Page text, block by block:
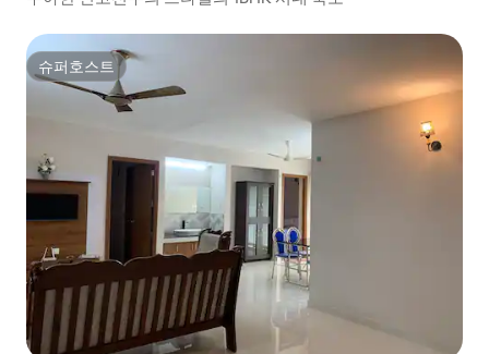
슈퍼호스트
슈퍼호스트